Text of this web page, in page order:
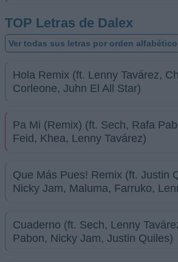
TOP Letras de Dalex
Ver todas sus letras por orden alfabético
Hola Remix (ft. Lenny Tavárez,
Corleone, Juhn El All Star)
Pa Mi (Remix) (ft. Sech, Rafa
Feid, Khea, Lenny Tavárez)
Que Más Pues! Remix (ft. Justin
Nicky Jam, Maluma, Farruko,
Cuaderno (ft. Sech, Lenny
Pabon, Nicky Jam, Justin Quiles)